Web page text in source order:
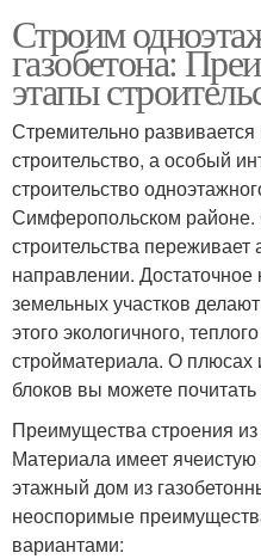
Строим
газобетона:
этапы
Стремительно
строительство, а особый
строительство
Симферопольском районе.
строительства переживает
направлении. Достаточное
земельных участков
этого экологичного,
стройматериала. О плюсах
блоков вы можете
Преимущества строения из
Материала имеет ячеистую
этажный дом из
неоспоримые
вариантами: